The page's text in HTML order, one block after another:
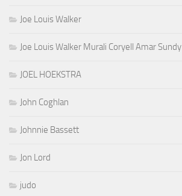
Joe Louis Walker
Joe Louis Walker Murali Coryell Amar Sundy
JOEL HOEKSTRA
John Coghlan
Johnnie Bassett
Jon Lord
judo